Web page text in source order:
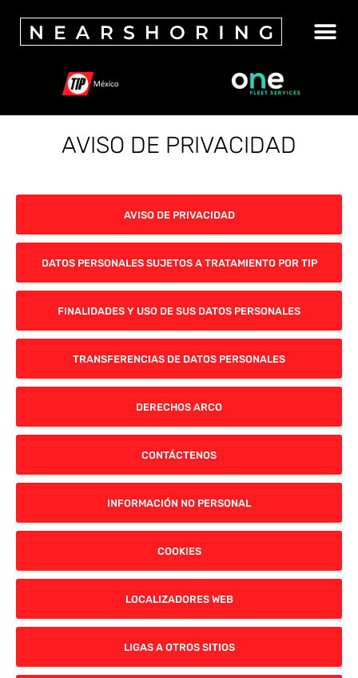
AVISO DE PRIVACIDAD
AVISO DE PRIVACIDAD
DATOS PERSONALES SUJETOS A TRATAMIENTO POR TIP
FINALIDADES Y USO DE SUS DATOS PERSONALES
TRANSFERENCIAS DE DATOS PERSONALES
DERECHOS ARCO
CONTÁCTENOS
INFORMACIÓN NO PERSONAL
COOKIES
LOCALIZADORES WEB
LIGAS A OTROS SITIOS